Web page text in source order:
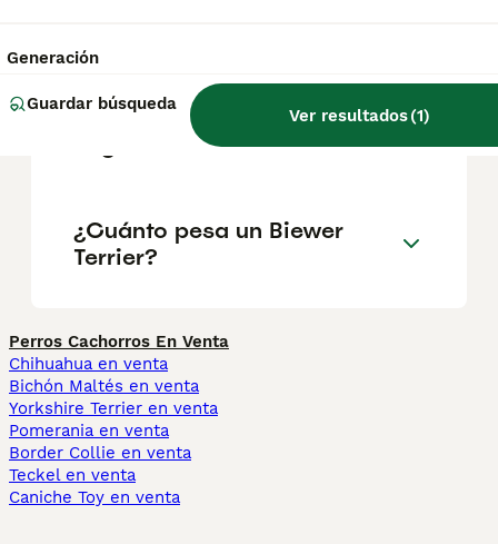
Generación
Guardar búsqueda
Ver resultados(1)
¿Cuántos tipos de yorkshire
¿Cuánto pesa un Biewer
Terrier?
Perros Cachorros En Venta
Chihuahua en venta
Bichón Maltés en venta
Yorkshire Terrier en venta
Pomerania en venta
Border Collie en venta
Teckel en venta
Caniche Toy en venta